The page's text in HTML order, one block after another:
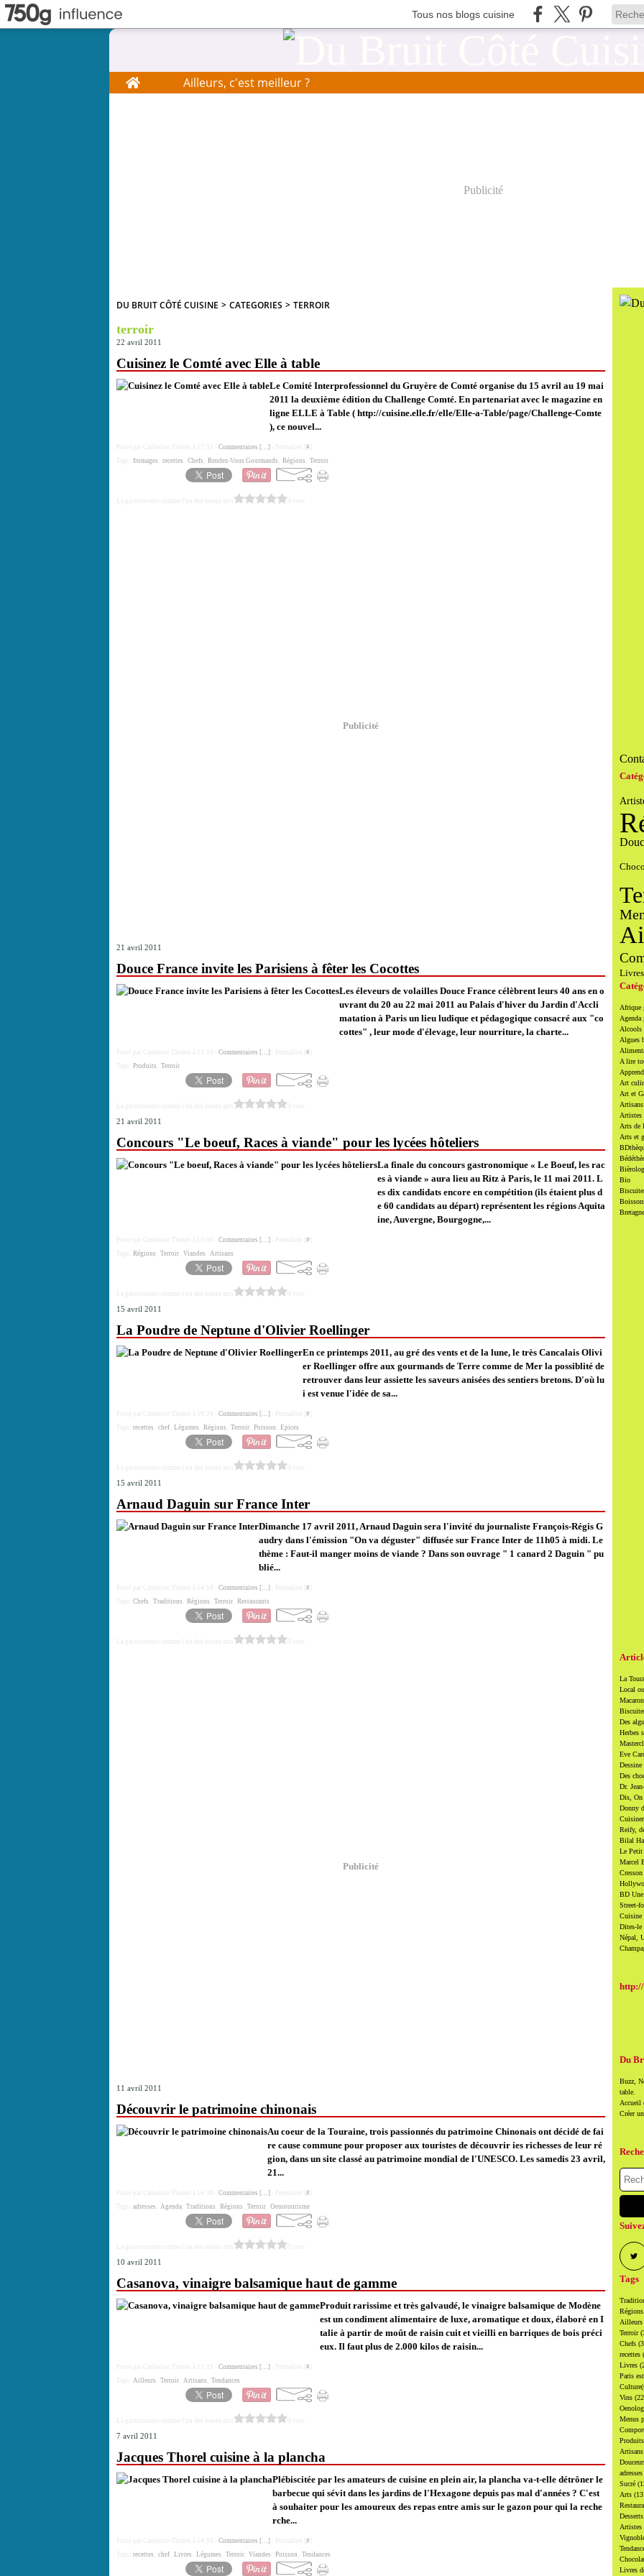
Tous nos blogs cuisine
Home Ailleurs, c'est meilleur ?
Publicité
DU BRUIT CÔTÉ CUISINE > CATEGORIES > TERROIR
terroir
22 avril 2011
Cuisinez le Comté avec Elle à table
Le Comité Interprofessionnel du Gruyère de Comté organise du 15 avril au 19 mai
2011 la deuxième édition du Challenge Comté. En partenariat avec le magazine en
ligne ELLE à Table ( http://cuisine.elle.fr/elle/Elle-a-Table/page/Challenge-Comte
), ce nouvel...
Posté par Catherine Thenes à 17:51 - Commentaires […] - Permalien [ #
fromages recettes Chefs Rendez-Vous Gourmands Régions Terroir
La gastronomie comme l'un des beaux-arts
Publicité
21 avril 2011
Douce France invite les Parisiens à fêter les Cocottes
Les éleveurs de volailles Douce France célèbrent leurs 40 ans en o
uvrant du 20 au 22 mai 2011 au Palais d'hiver du Jardin d'Accli
matation à Paris un lieu ludique et pédagogique consacré aux "co
cottes" , leur mode d'élevage, leur nourriture, la charte...
Posté par Catherine Thenes à 11:19 - Commentaires […] - Permalien [ #
Produits Terroir
La gastronomie comme l'un des beaux-arts
21 avril 2011
Concours "Le boeuf, Races à viande" pour les lycées hôteliers
La finale du concours gastronomique « Le Boeuf, les rac
es à viande » aura lieu au Ritz à Paris, le 11 mai 2011. L
es dix candidats encore en compétition (ils étaient plus d
e 60 candidats au départ) représentent les régions Aquita
ine, Auvergne, Bourgogne,...
Posté par Catherine Thenes à 10:06 - Commentaires […] - Permalien [ #
Régions Terroir Viandes Artisans
La gastronomie comme l'un des beaux-arts
15 avril 2011
La Poudre de Neptune d'Olivier Roellinger
En ce printemps 2011, au gré des vents et de la lune, le très Cancalais Olivi
er Roellinger offre aux gourmands de Terre comme de Mer la possiblité de
retrouver dans leur assiette les saveurs anisées des sentiers bretons. D'où lu
i est venue l'idée de sa...
Posté par Catherine Thenes à 19:24 - Commentaires […] - Permalien [ #
recettes chef Légumes Régions Terroir Poisson Epices
La gastronomie comme l'un des beaux-arts
15 avril 2011
Arnaud Daguin sur France Inter
Dimanche 17 avril 2011, Arnaud Daguin sera l'invité du journaliste François-Régis G
audry dans l'émission "On va déguster" diffusée sur France Inter de 11h05 à midi. Le
thème : Faut-il manger moins de viande ? Dans son ouvrage " 1 canard 2 Daguin " pu
blié...
Posté par Catherine Thenes à 14:18 - Commentaires […] - Permalien [ #
Chefs Traditions Régions Terroir Restaurants
La gastronomie comme l'un des beaux-arts
Publicité
11 avril 2011
Découvrir le patrimoine chinonais
Au coeur de la Touraine, trois passionnés du patrimoine Chinonais ont décidé de fai
re cause commune pour proposer aux touristes de découvrir ies richesses de leur ré
gion, dans un site classé au patrimoine mondial de l'UNESCO. Les samedis 23 avril,
21...
Posté par Catherine Thenes à 16:38 - Commentaires […] - Permalien [ #
adresses Agenda Traditions Régions Terroir Oenotourisme
La gastronomie comme l'un des beaux-arts
10 avril 2011
Casanova, vinaigre balsamique haut de gamme
Produit rarissime et très galvaudé, le vinaigre balsamique de Modène
est un condiment alimentaire de luxe, aromatique et doux, élaboré en I
talie à partir de moût de raisin cuit et vieilli en barriques de bois préci
eux. Il faut plus de 2.000 kilos de raisin...
Posté par Catherine Thenes à 11:39 - Commentaires […] - Permalien [ #
Ailleurs Terroir Artisans Tendances
La gastronomie comme l'un des beaux-arts
7 avril 2011
Jacques Thorel cuisine à la plancha
Plébiscitée par les amateurs de cuisine en plein air, la plancha va-t-elle détrôner le
barbecue qui sévit dans les jardins de l'Hexagone depuis pas mal d'années ? C'est
à souhaiter pour les amoureux des repas entre amis sur le gazon pour qui la reche
rche...
Posté par Catherine Thenes à 14:16 - Commentaires […] - Permalien [ #
recettes chef Livres Légumes Terroir Viandes Poisson Tendances
Afrique
Agenda
Alcools
Algues
A lire
Art
Art et
Artistes
Arts de
Arts et
Bio
La
Local
Des
Herbes
Eve
Des
Dr.
Dis, On
Donny
Reify,
Bilal
Le Petit
Marcel
BD Une
Street-
Cuisine
Dites-le
Népal,
Du
Buzz,
table.
Accueil
Créer
Tags
Régions
Ailleurs
Terroir
Chefs
recettes
Livres
Paris
Vins
Menus
Produits
Artisans
adresses
Sucré
Arts
Desserts
Artistes
Livres